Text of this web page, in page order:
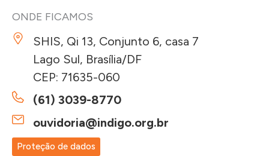
ONDE FICAMOS
SHIS, Qi 13, Conjunto 6, casa 7
Lago Sul, Brasília/DF
CEP: 71635-060
(61) 3039-8770
ouvidoria@indigo.org.br
Proteção de dados